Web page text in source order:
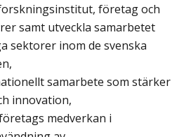
företag och
samt utveckla samarbetet
sektorer inom de svenska
samarbete som stärker
innovation,
medverkan i